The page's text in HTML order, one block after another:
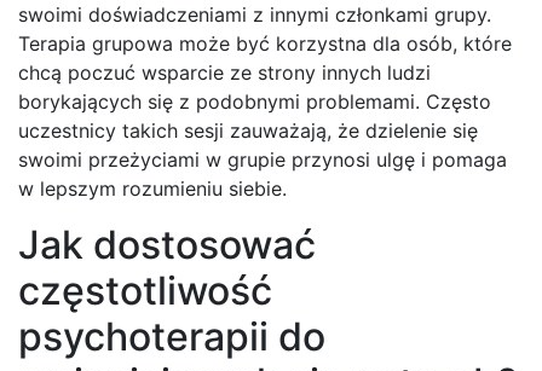
swoimi doświadczeniami z innymi członkami grupy.
Terapia grupowa może być korzystna dla osób, które
chcą poczuć wsparcie ze strony innych ludzi
borykających się z podobnymi problemami. Często
uczestnicy takich sesji zauważają, że dzielenie się
swoimi przeżyciami w grupie przynosi ulgę i pomaga
w lepszym rozumieniu siebie.
Jak dostosować
częstotliwość
psychoterapii do